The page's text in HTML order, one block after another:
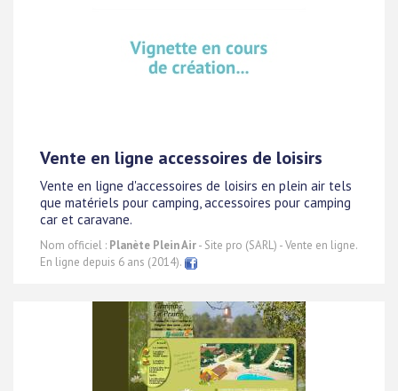
Vente en ligne accessoires de loisirs
Vente en ligne d'accessoires de loisirs en plein air tels
que matériels pour camping, accessoires pour camping
car et caravane.
Nom officiel : Planète Plein Air- Site pro (SARL) - Vente en ligne.
En ligne depuis 6 ans (2014).